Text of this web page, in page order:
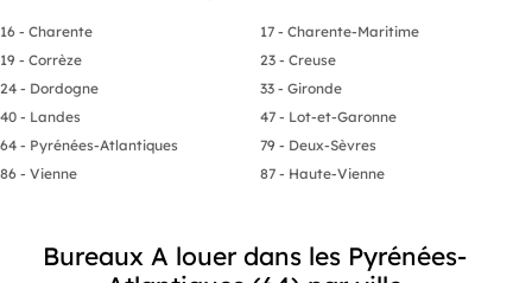
16 - Charente
17 - Charente-Maritime
19 - Corrèze
23 - Creuse
24 - Dordogne
33 - Gironde
40 - Landes
47 - Lot-et-Garonne
64 - Pyrénées-Atlantiques
79 - Deux-Sèvres
86 - Vienne
87 - Haute-Vienne
Bureaux A louer dans les Pyrénées-